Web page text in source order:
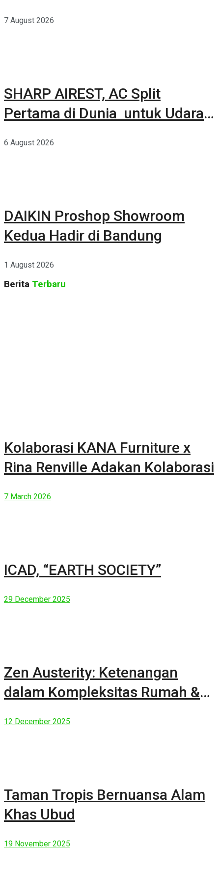
7 August 2026
SHARP AIREST, AC Split
Pertama di Dunia untuk Udara
6 August 2026
DAIKIN Proshop Showroom
Kedua Hadir di Bandung
1 August 2026
Berita Terbaru
Kolaborasi KANA Furniture x
Rina Renville Adakan Kolaborasi
7 March 2026
ICAD, “EARTH SOCIETY”
29 December 2025
Zen Austerity: Ketenangan
dalam Kompleksitas Rumah &
12 December 2025
Taman Tropis Bernuansa Alam
Khas Ubud
19 November 2025